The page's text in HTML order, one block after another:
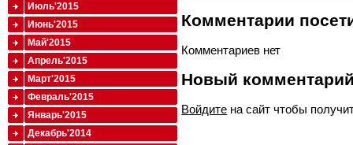
Комментарии
Комментариев нет
Новый
Войдите на сайт чтобы
Июль'2015
Июнь'2015
Май'2015
Апрель'2015
Март'2015
Февраль'2015
Январь'2015
Декабрь'2014